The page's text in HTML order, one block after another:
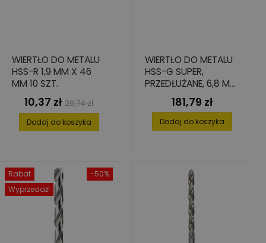
WIERTŁO DO METALU
HSS-R 1,9 MM X 46
MM 10 SZT.
Cena
10,37 zł Cena
podstawowa
20,74 zł
Dodaj do koszyka
WIERTŁO DO METALU
HSS-G SUPER,
PRZEDŁUŻANE, 6,8 MM
(10 SZT.)Cena
181,79 zł
Dodaj do koszyka
-50%
Rabat
Wyprzedaż!